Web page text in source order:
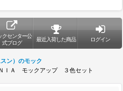
クセンター公
式ブログ
最近入荷した商品 ログイン
ン）のモック
ＩＡ モックアップ ３色セット